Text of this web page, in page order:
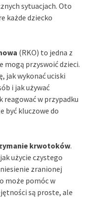
sytuacjach. Oto
każde dziecko
(RKO) to jedna z
mogą przyswoić dzieci.
jak wykonać uciski
i jak używać
reagować w przypadku
być kluczowe do
krwotoków.
użycie czystego
zranionej
może pomóc w
są proste, ale